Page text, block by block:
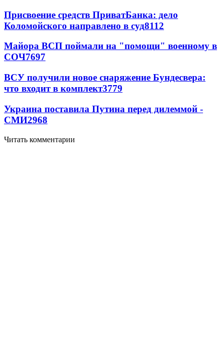
Присвоение средств ПриватБанка: дело
Коломойского направлено в суд8112
Майора ВСП поймали на "помощи" военному в
СОЧ7697
ВСУ получили новое снаряжение Бундесвера:
что входит в комплект3779
Украина поставила Путина перед дилеммой -
СМИ2968
Читать комментарии